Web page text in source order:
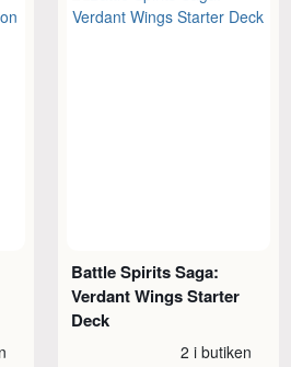
Battle Spirits Saga:
Verdant Wings Starter
Deck
2 i butiken